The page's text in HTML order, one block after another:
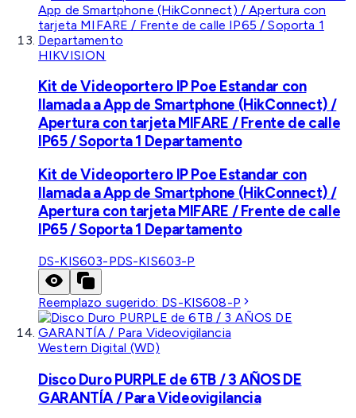
HIKVISION
Kit de Videoportero IP Poe Estandar con
llamada a App de Smartphone (HikConnect) /
Apertura con tarjeta MIFARE / Frente de calle
IP65 / Soporta 1 Departamento
Kit de Videoportero IP Poe Estandar con
llamada a App de Smartphone (HikConnect) /
Apertura con tarjeta MIFARE / Frente de calle
IP65 / Soporta 1 Departamento
DS-KIS603-PDS-KIS603-P
Reemplazo sugerido: DS-KIS608-P
Western Digital (WD)
Disco Duro PURPLE de 6TB / 3 AÑOS DE
GARANTÍA / Para Videovigilancia